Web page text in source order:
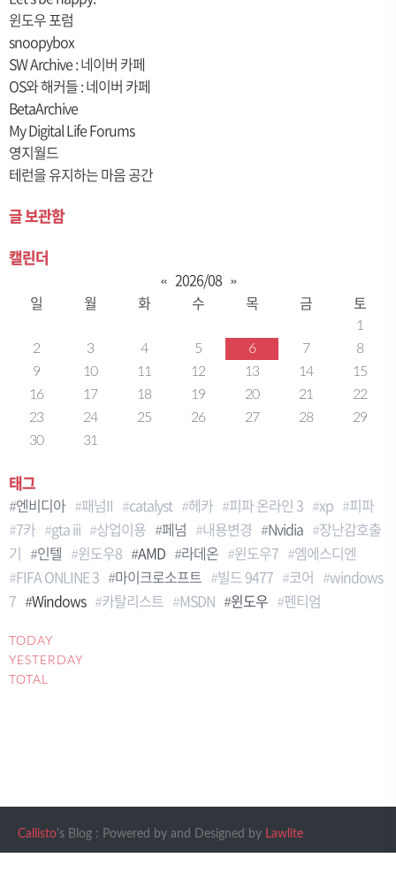
윈도우 포럼
snoopybox
SW Archive : 네이버 카페
OS와 해커들 : 네이버 카페
BetaArchive
My Digital Life Forums
영지월드
테런을 유지하는 마음 공간
글 보관함
캘린더
« 2026/08 »
일
월 화 수 목 금 토
1
2
3 4 5 6 7
8
9
10 11 12 13 14
15
16
17 18 19 20 21
22
23
24 25 26 27 28
29
30
31
태그
엔비디아 패넘II catalyst 헤카 피파 온라인 3 xp
피파
7카
gta iii 상업이용 페넘 내용변경 Nvidia
장난감호출
기
인텔 윈도우8 AMD 라데온 윈도우7
엠에스디엔
FIFA ONLINE 3
마이크로소프트 빌드 9477 코어
windows
7
Windows 카탈리스트 MSDN 윈도우 펜티엄
TODAY
YESTERDAY
TOTAL
Callisto's Blog : Powered by and Designed by Lawlite